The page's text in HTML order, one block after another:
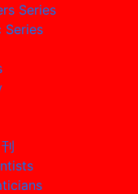
Series
Series